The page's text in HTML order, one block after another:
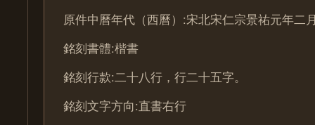
原件中曆年代（西曆）:宋北宋仁宗景祐元年二
銘刻書體:楷書
銘刻行款:二十八行，行二十五字。
銘刻文字方向:直書右行